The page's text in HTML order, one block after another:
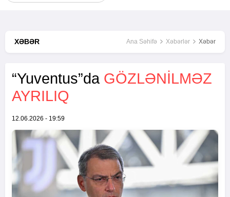
XƏBƏR Ana Səhifə Xəbərlər Xəbər
“Yuventus”da GÖZLƏNILMƏZ
AYRILIQ
12.06.2026 - 19:59